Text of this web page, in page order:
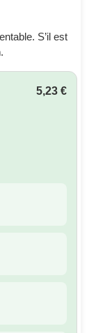
S’il est
5,23 €